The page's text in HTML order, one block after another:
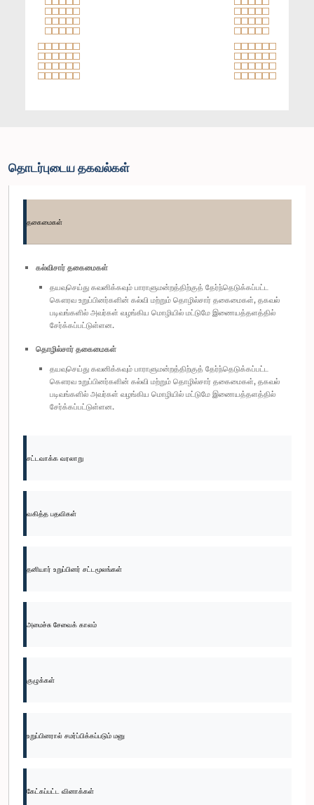
தொடர்புடைய தகவல்கள்
தகைமைகள்
கல்விசார் தகைமைகள்
தயவுசெய்து கவனிக்கவும் பாராளுமன்றத்திற்குத் தேர்ந்தெடுக்கப்பட்ட
கௌரவ உறுப்பினர்களின் கல்வி மற்றும் தொழில்சார் தகைமைகள், தகவல்
படிவங்களில் அவர்கள் வழங்கிய மொழியில் மட்டுமே இணையத்தளத்தில்
சேர்க்கப்பட்டுள்ளன.
தொழில்சார் தகைமைகள்
தயவுசெய்து கவனிக்கவும் பாராளுமன்றத்திற்குத் தேர்ந்தெடுக்கப்பட்ட
கௌரவ உறுப்பினர்களின் கல்வி மற்றும் தொழில்சார் தகைமைகள், தகவல்
படிவங்களில் அவர்கள் வழங்கிய மொழியில் மட்டுமே இணையத்தளத்தில்
சேர்க்கப்பட்டுள்ளன.
சட்டவாக்க வரலாறு
வகித்த பதவிகள்
தனியார் உறுப்பினர் சட்டமூலங்கள்
அமைச்சு சேவைக் காலம்
குழுக்கள்
உறுப்பினரால் சமர்ப்பிக்கப்படும் மனு
கேட்கப்பட்ட வினாக்கள்